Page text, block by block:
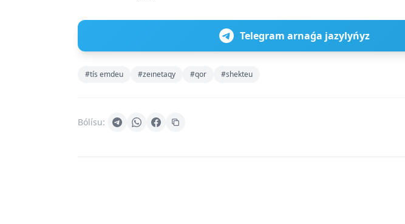
Telegram arnaǵa jazylyńyz
#tís emdeu #zeınetaqy #qor #shekteu
Bólísu: